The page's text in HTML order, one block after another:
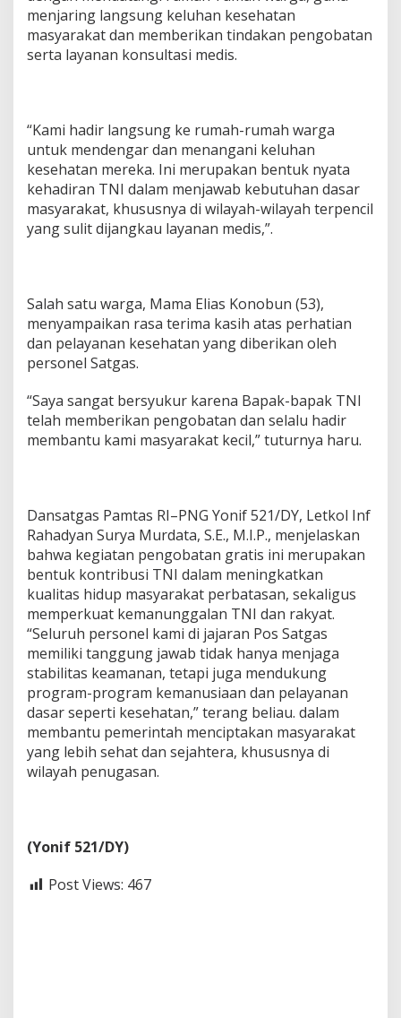
menjaring langsung keluhan kesehatan
masyarakat dan memberikan tindakan pengobatan
serta layanan konsultasi medis.
“Kami hadir langsung ke rumah-rumah warga
untuk mendengar dan menangani keluhan
kesehatan mereka. Ini merupakan bentuk nyata
kehadiran TNI dalam menjawab kebutuhan dasar
masyarakat, khususnya di wilayah-wilayah terpencil
yang sulit dijangkau layanan medis,”.
Salah satu warga, Mama Elias Konobun (53),
menyampaikan rasa terima kasih atas perhatian
dan pelayanan kesehatan yang diberikan oleh
personel Satgas.
“Saya sangat bersyukur karena Bapak-bapak TNI
telah memberikan pengobatan dan selalu hadir
membantu kami masyarakat kecil,” tuturnya haru.
Dansatgas Pamtas RI–PNG Yonif 521/DY, Letkol Inf
Rahadyan Surya Murdata, S.E., M.I.P., menjelaskan
bahwa kegiatan pengobatan gratis ini merupakan
bentuk kontribusi TNI dalam meningkatkan
kualitas hidup masyarakat perbatasan, sekaligus
memperkuat kemanunggalan TNI dan rakyat.
“Seluruh personel kami di jajaran Pos Satgas
memiliki tanggung jawab tidak hanya menjaga
stabilitas keamanan, tetapi juga mendukung
program-program kemanusiaan dan pelayanan
dasar seperti kesehatan,” terang beliau. dalam
membantu pemerintah menciptakan masyarakat
yang lebih sehat dan sejahtera, khususnya di
wilayah penugasan.
(Yonif 521/DY)
Post Views: 467